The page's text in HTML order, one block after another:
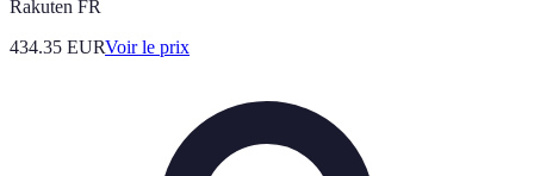
Rakuten FR
434.35 EURVoir le prix